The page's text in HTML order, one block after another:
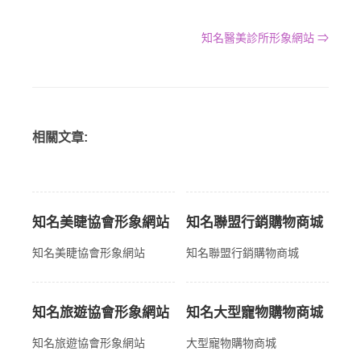
知名醫美診所形象網站 ⇒
相關文章:
知名美睫協會形象網站
知名美睫協會形象網站
知名聯盟行銷購物商城
知名聯盟行銷購物商城
知名旅遊協會形象網站
知名旅遊協會形象網站
知名大型寵物購物商城
大型寵物購物商城